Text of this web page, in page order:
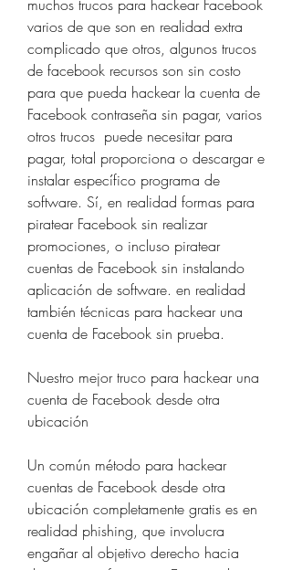
muchos trucos para hackear Facebook
varios de que son en realidad extra
complicado que otros, algunos trucos
de facebook recursos son sin costo
para que pueda hackear la cuenta de
Facebook contraseña sin pagar, varios
otros trucos  puede necesitar para
pagar, total proporciona o descargar e
instalar específico programa de
software. Sí, en realidad formas para
piratear Facebook sin realizar
promociones, o incluso piratear
cuentas de Facebook sin instalando
aplicación de software. en realidad
también técnicas para hackear una
cuenta de Facebook sin prueba.
Nuestro mejor truco para hackear una
cuenta de Facebook desde otra
ubicación
Un común método para hackear
cuentas de Facebook desde otra
ubicación completamente gratis es en
realidad phishing, que involucra
engañar al objetivo derecho hacia